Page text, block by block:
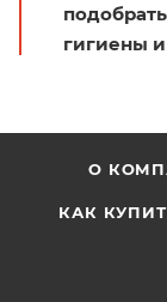
гигиены
О
КАК